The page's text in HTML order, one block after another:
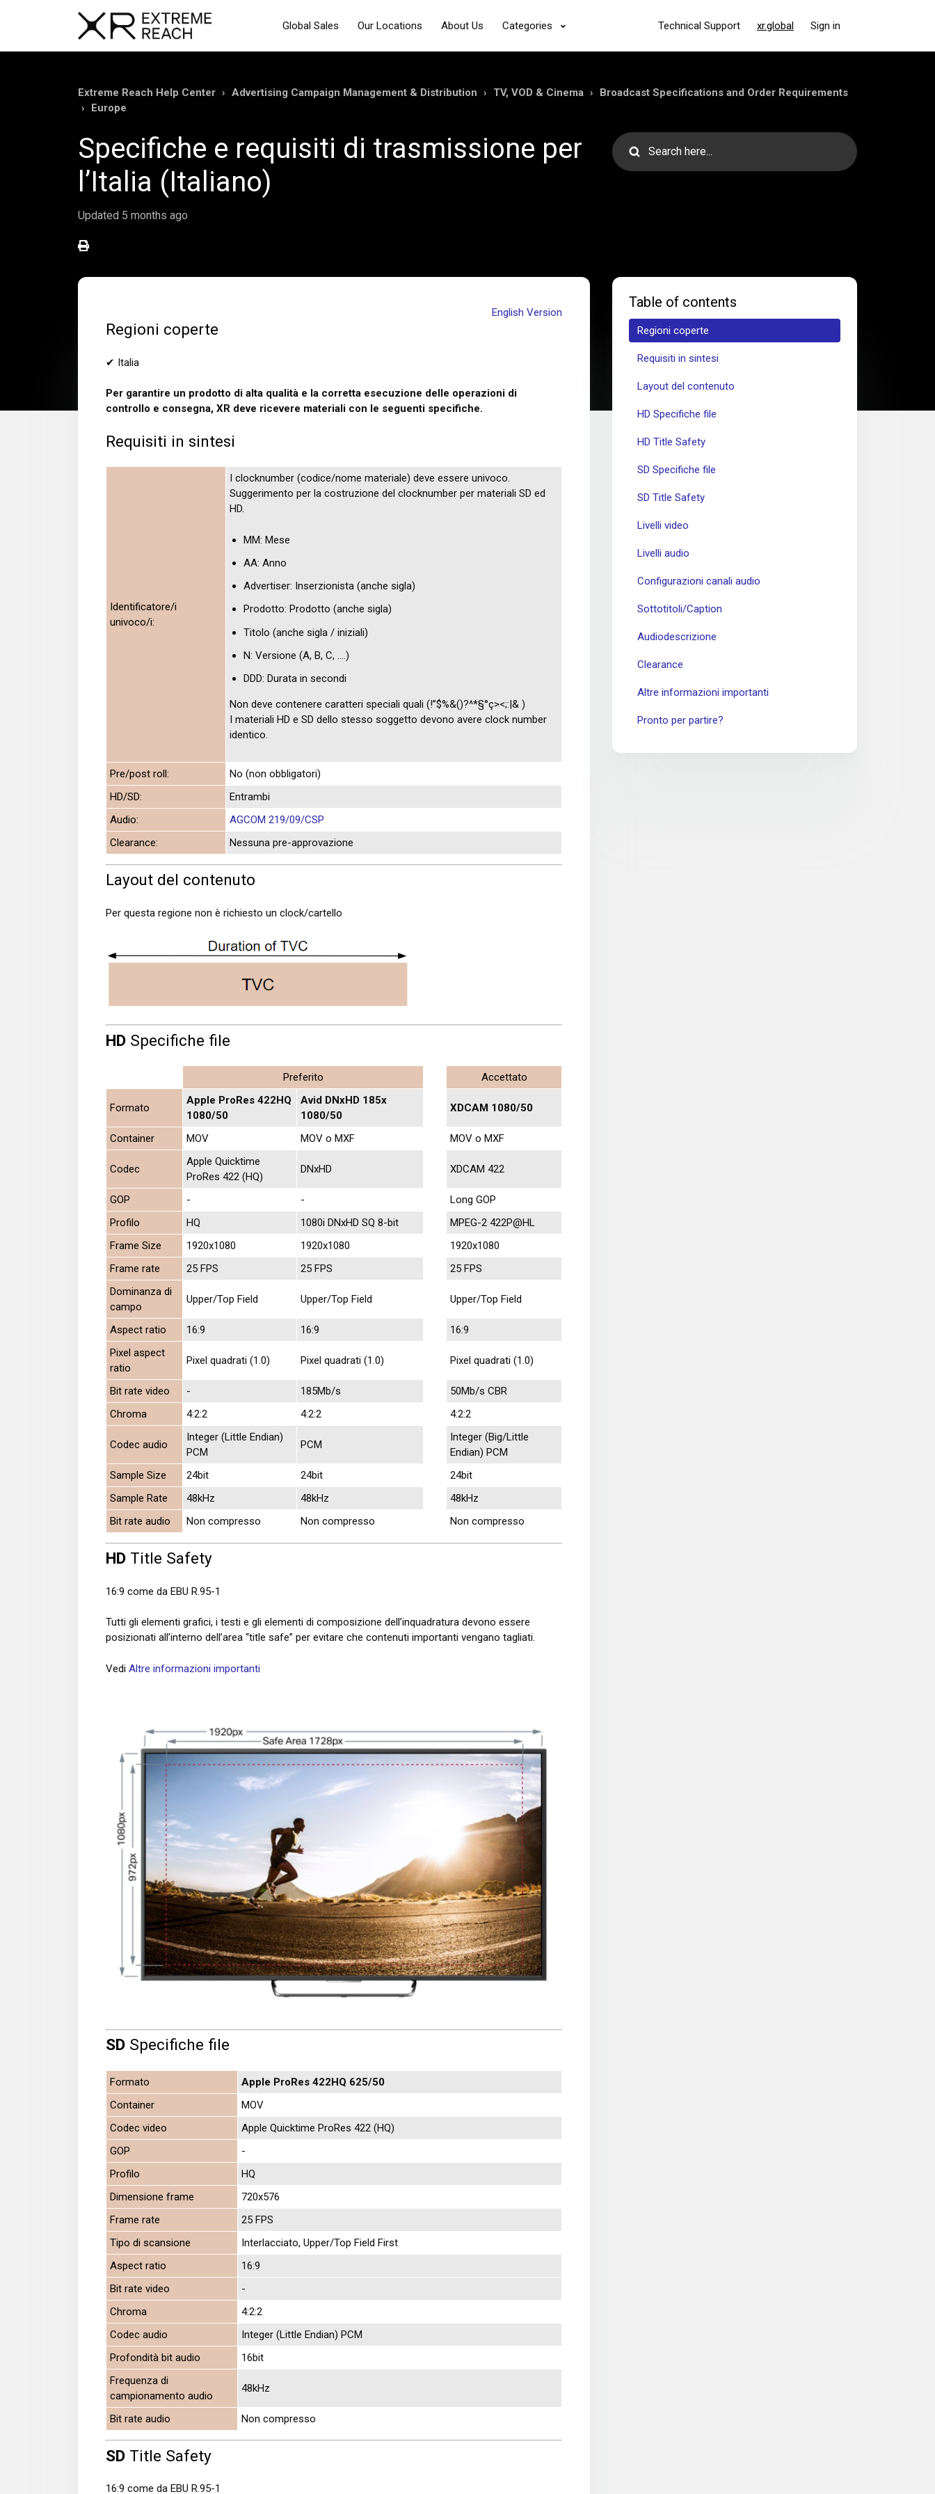
Global Sales Our Locations About Us Categories Technical Support xr.global Sign in
Extreme Reach Help Center Advertising Campaign Management & Distribution TV, VOD & Cinema
Broadcast Specifications and Order Requirements
Europe
Specifiche e requisiti di trasmissione per
l’Italia (Italiano)
Updated 5 months ago
English Version
Regioni coperte
✔ Italia
Per garantire un prodotto di alta qualità e la corretta esecuzione delle operazioni di
controllo e consegna, XR deve ricevere materiali con le seguenti specifiche.
Requisiti in sintesi
Identificatore/i
univoco/i:
I clocknumber (codice/nome materiale) deve essere univoco.
Suggerimento per la costruzione del clocknumber per materiali SD ed
HD.
MM: Mese
AA: Anno
Advertiser: Inserzionista (anche sigla)
Prodotto: Prodotto (anche sigla)
Titolo (anche sigla / iniziali)
N: Versione (A, B, C, ....)
DDD: Durata in secondi
Non deve contenere caratteri speciali quali (!”$%&()?^*§°ç><;:|& )
I materiali HD e SD dello stesso soggetto devono avere clock number
identico.
Pre/post roll:
No (non obbligatori)
HD/SD:
Entrambi
Audio:
AGCOM 219/09/CSP
Clearance:
Nessuna pre-approvazione
Layout del contenuto
Per questa regione non è richiesto un clock/cartello
HD Specifiche file
Preferito Accettato
Formato
Apple ProRes 422HQ
1080/50
Avid DNxHD 185x
1080/50
XDCAM 1080/50
Container MOV MOV o MXF MOV o MXF
Codec
Apple Quicktime
ProRes 422 (HQ)
DNxHD XDCAM 422
GOP - -
Long GOP
Profilo
HQ 1080i DNxHD SQ 8-bit
MPEG-2 422P@HL
Frame Size
1920x1080 1920x1080
1920x1080
Frame rate
25 FPS 25 FPS
25 FPS
Dominanza di
campo
Upper/Top Field Upper/Top Field Upper/Top Field
Aspect ratio 16:9 16:9
16:9
Pixel aspect
ratio
Pixel quadrati (1.0) Pixel quadrati (1.0) Pixel quadrati (1.0)
Bit rate video - 185Mb/s
50Mb/s CBR
Chroma
4:2:2 4:2:2 4:2:2
Codec audio
Integer (Little Endian)
PCM
PCM
Integer (Big/Little
Endian) PCM
Sample Size
24bit 24bit
24bit
Sample Rate
48kHz 48kHz
48kHz
Bit rate audio
Non compresso Non compresso Non compresso
HD Title Safety
16:9 come da EBU R.95-1
Tutti gli elementi grafici, i testi e gli elementi di composizione dell’inquadratura devono essere
posizionati all’interno dell’area “title safe” per evitare che contenuti importanti vengano tagliati.
Vedi Altre informazioni importanti
SD Specifiche file
Formato
Apple ProRes 422HQ 625/50
Container
MOV
Codec video
Apple Quicktime ProRes 422 (HQ)
GOP
-
Profilo
HQ
Dimensione frame
720x576
Frame rate
25 FPS
Tipo di scansione
Interlacciato, Upper/Top Field First
Aspect ratio
16:9
Bit rate video
-
Chroma
4:2:2
Codec audio
Integer (Little Endian) PCM
Profondità bit audio
16bit
Frequenza di
campionamento audio
48kHz
Bit rate audio Non compresso
SD Title Safety
16:9 come da EBU R.95-1
Table of contents
Regioni coperte
Requisiti in sintesi
Layout del contenuto
HD Specifiche file
HD Title Safety
SD Specifiche file
SD Title Safety
Livelli video
Livelli audio
Configurazioni canali audio
Sottotitoli/Caption
Audiodescrizione
Clearance
Altre informazioni importanti
Pronto per partire?